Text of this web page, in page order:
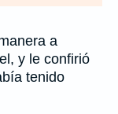
a
y le confirió
tenido